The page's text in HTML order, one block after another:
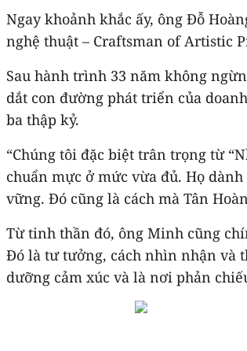
Ngay khoảnh khắc ấy, ông Đỗ
nghệ thuật – Craftsman of Artistic
Sau hành trình 33 năm không
dắt con đường phát triển của
ba thập kỷ.
“Chúng tôi đặc biệt trân trọng từ
chuẩn mực ở mức vừa đủ. Họ
vững. Đó cũng là cách mà Tân
Từ tinh thần đó, ông Minh cũng
Đó là tư tưởng, cách nhìn nhận và
dưỡng cảm xúc và là nơi phản